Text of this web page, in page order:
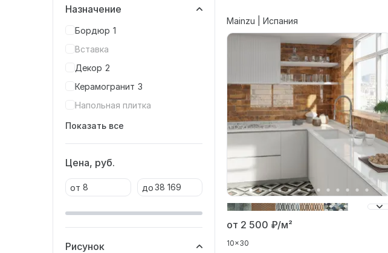
Назначение
Бордюр 1
Вставка
Декор 2
Керамогранит 3
Напольная плитка
Показать все
Цена, руб.
от до
Рисунок
Mainzu | Испания
от 2 500 ₽/м²
10x30